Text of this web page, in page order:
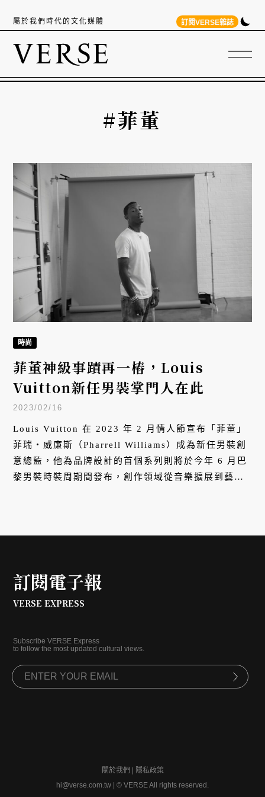
屬於我們時代的文化媒體 訂閱VERSE雜誌
#菲董
時尚
菲董神級事蹟再一樁，Louis
Vuitton新任男裝掌門人在此
2023/02/16
Louis Vuitton 在 2023 年 2 月情人節宣布「菲董」
菲瑞・威廉斯（Pharrell Williams）成為新任男裝創
意總監，他為品牌設計的首個系列則將於今年 6 月巴
黎男裝時裝周期間發布，創作領域從音樂擴展到藝
訂閱電子報
VERSE EXPRESS
Subscribe VERSE Express
to follow the most updated cultural views.
關於我們
隱私政策
hi@verse.com.tw
© VERSE All rights reserved.